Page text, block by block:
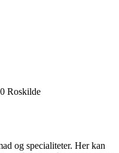
Roskilde
og specialiteter. Her kan